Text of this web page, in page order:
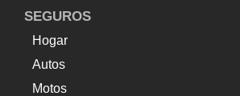
SEGUROS
Hogar
Autos
Motos